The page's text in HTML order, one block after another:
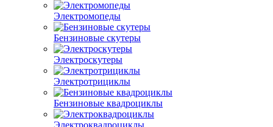
Электромопеды
Бензиновые скутеры
Электроскутеры
Электротрициклы
Бензиновые квадроциклы
Электроквадроциклы